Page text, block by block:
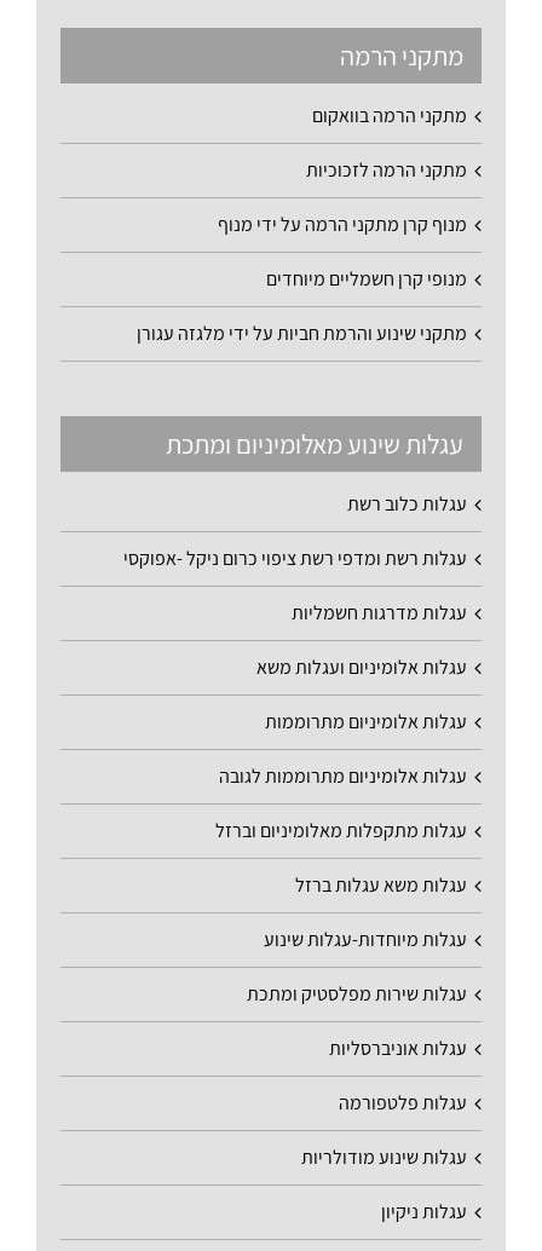
מתקני הרמה
מתקני הרמה בוואקום
מתקני הרמה לזכוכיות
מנוף קרן מתקני הרמה על ידי מנוף
מנופי קרן חשמליים מיוחדים
מתקני שינוע והרמת חביות על ידי מלגזה עגורן
עגלות שינוע מאלומיניום ומתכת
עגלות כלוב רשת
עגלות רשת ומדפי רשת ציפוי כרום ניקל -אפוקסי
עגלות מדרגות חשמליות
עגלות אלומיניום ועגלות משא
עגלות אלומיניום מתרוממות
עגלות אלומיניום מתרוממות לגובה
עגלות מתקפלות מאלומיניום וברזל
עגלות משא עגלות ברזל
עגלות מיוחדות-עגלות שינוע
עגלות שירות מפלסטיק ומתכת
עגלות אוניברסליות
עגלות פלטפורמה
עגלות שינוע מודולריות
עגלות ניקיון